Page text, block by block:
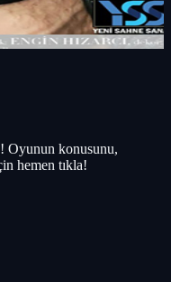
Oyunun konusunu,
hemen tıkla!